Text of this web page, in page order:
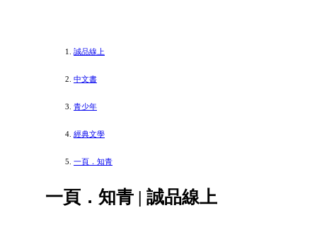
誠品線上
中文書
青少年
經典文學
一頁．知青
一頁．知青 | 誠品線上